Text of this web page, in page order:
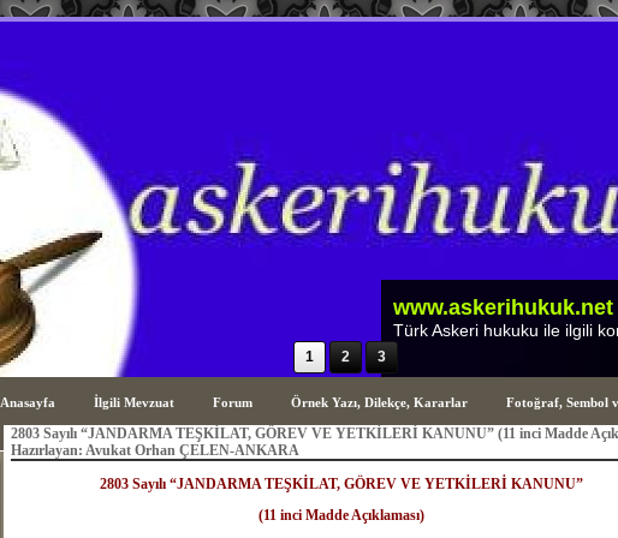
www.askerihukuk.net
Türk Askeri Hukuku ile ilgili
1 2 3
Anasayfa İlgili Mevzuat Forum Örnek Yazı, Dilekçe, Kararlar Fotoğraf, Sembol
2803 Sayılı “JANDARMA TEŞKİLAT, GÖREV VE YETKİLERİ KANUNU” (11 inci Madde
Hazırlayan: Avukat Orhan ÇELEN-ANKARA
2803 Sayılı “JANDARMA TEŞKİLAT, GÖREV VE YETKİLERİ KANUNU”
(11 inci Madde Açıklaması)